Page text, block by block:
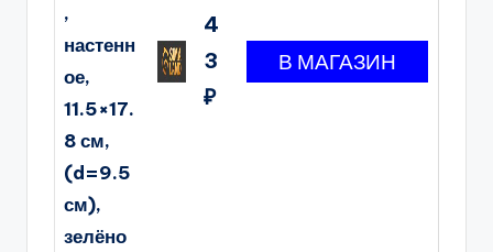
,
настенн
ое,
11.5×17.
8 см,
(d=9.5
см),
зелёно
4
3
₽